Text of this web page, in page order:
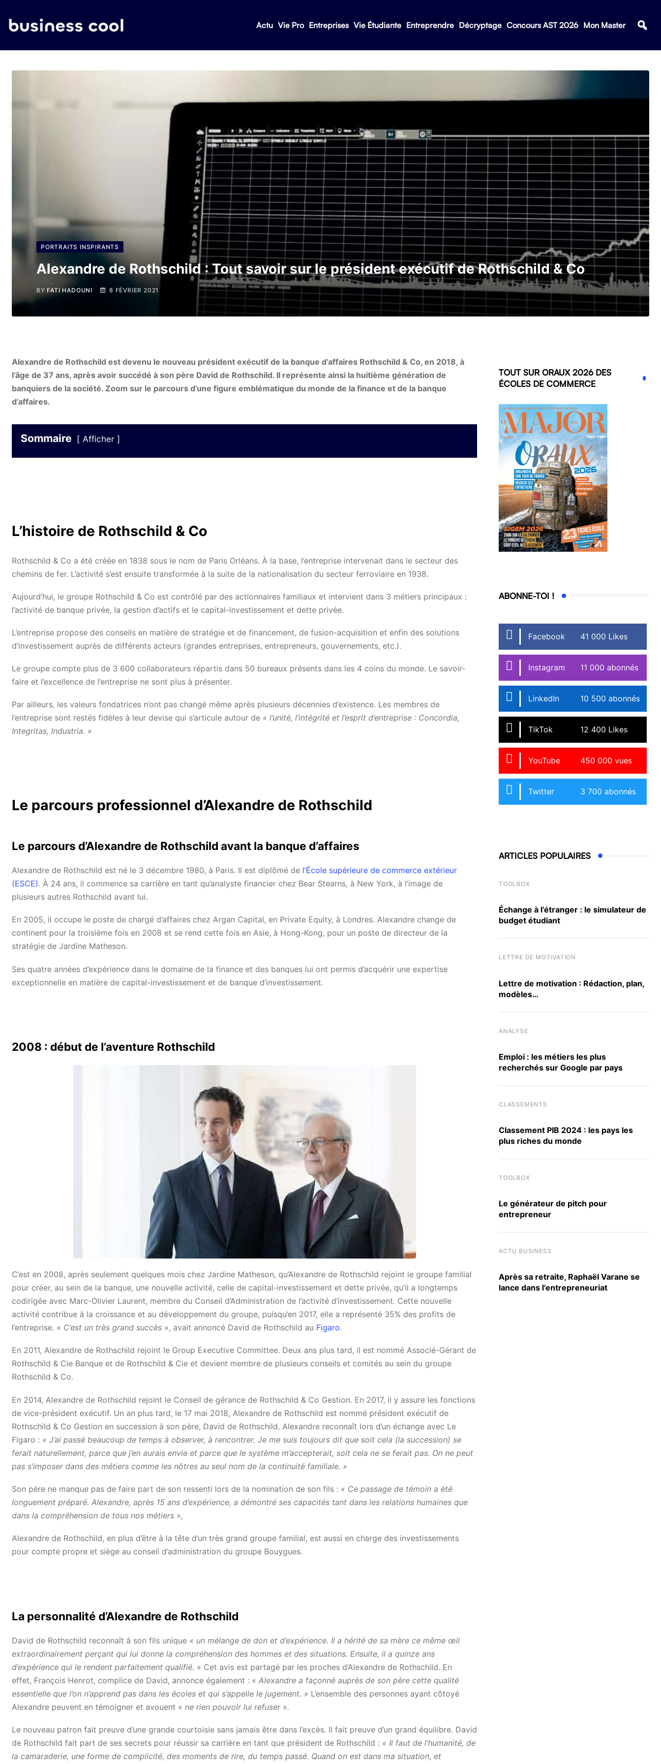
Actu Vie Pro Entreprises Vie Étudiante Entreprendre Décryptage Concours AST 2026 Mon Master
PORTRAITS INSPIRANTS
Alexandre de Rothschild : Tout savoir sur le président exécutif de Rothschild & Co
BY FATI HADOUNI 8 FÉVRIER 2021
Alexandre de Rothschild est devenu le nouveau président exécutif de la banque d’affaires Rothschild & Co, en 2018, à
l’âge de 37 ans, après avoir succédé à son père David de Rothschild. Il représente ainsi la huitième génération de
banquiers de la société. Zoom sur le parcours d’une figure emblématique du monde de la finance et de la banque
d’affaires.
Sommaire Afficher
L’histoire de Rothschild & Co
Rothschild & Co a été créée en 1838 sous le nom de Paris Orléans. À la base, l’entreprise intervenait dans le secteur des
chemins de fer. L’activité s’est ensuite transformée à la suite de la nationalisation du secteur ferroviaire en 1938.
Aujourd’hui, le groupe Rothschild & Co est contrôlé par des actionnaires familiaux et intervient dans 3 métiers principaux :
l’activité de banque privée, la gestion d’actifs et le capital-investissement et dette privée.
L’entreprise propose des conseils en matière de stratégie et de financement, de fusion-acquisition et enfin des solutions
d’investissement auprès de différents acteurs (grandes entreprises, entrepreneurs, gouvernements, etc.).
Le groupe compte plus de 3 600 collaborateurs répartis dans 50 bureaux présents dans les 4 coins du monde. Le savoir-
faire et l’excellence de l’entreprise ne sont plus à présenter.
Par ailleurs, les valeurs fondatrices n’ont pas changé même après plusieurs décennies d’existence. Les membres de
l’entreprise sont restés fidèles à leur devise qui s’articule autour de « l’unité, l’intégrité et l’esprit d’entreprise : Concordia,
Integritas, Industria. »
Le parcours professionnel d’Alexandre de Rothschild
Le parcours d’Alexandre de Rothschild avant la banque d’affaires
Alexandre de Rothschild est né le 3 décembre 1980, à Paris. Il est diplômé de l’École supérieure de commerce extérieur
(ESCE). À 24 ans, il commence sa carrière en tant qu’analyste financier chez Bear Stearns, à New York, à l’image de
plusieurs autres Rothschild avant lui.
En 2005, il occupe le poste de chargé d’affaires chez Argan Capital, en Private Equity, à Londres. Alexandre change de
continent pour la troisième fois en 2008 et se rend cette fois en Asie, à Hong-Kong, pour un poste de directeur de la
stratégie de Jardine Matheson.
Ses quatre années d’expérience dans le domaine de la finance et des banques lui ont permis d’acquérir une expertise
exceptionnelle en matière de capital-investissement et de banque d’investissement.
2008 : début de l’aventure Rothschild
C’est en 2008, après seulement quelques mois chez Jardine Matheson, qu’Alexandre de Rothschild rejoint le groupe familial
pour créer, au sein de la banque, une nouvelle activité, celle de capital-investissement et dette privée, qu’il a longtemps
codirigée avec Marc-Olivier Laurent, membre du Conseil d’Administration de l’activité d’investissement. Cette nouvelle
activité contribue à la croissance et au développement du groupe, puisqu’en 2017, elle a représenté 35% des profits de
l’entreprise. « C’est un très grand succès », avait annoncé David de Rothschild au Figaro.
En 2011, Alexandre de Rothschild rejoint le Group Executive Committee. Deux ans plus tard, il est nommé Associé-Gérant de
Rothschild & Cie Banque et de Rothschild & Cie et devient membre de plusieurs conseils et comités au sein du groupe
Rothschild & Co.
En 2014, Alexandre de Rothschild rejoint le Conseil de gérance de Rothschild & Co Gestion. En 2017, il y assure les fonctions
de vice-président exécutif. Un an plus tard, le 17 mai 2018, Alexandre de Rothschild est nommé président exécutif de
Rothschild & Co Gestion en succession à son père, David de Rothschild. Alexandre reconnaît lors d’un échange avec Le
Figaro : « J’ai passé beaucoup de temps à observer, à rencontrer. Je me suis toujours dit que soit cela (la succession) se
ferait naturellement, parce que j’en aurais envie et parce que le système m’accepterait, soit cela ne se ferait pas. On ne peut
pas s’imposer dans des métiers comme les nôtres au seul nom de la continuité familiale. »
Son père ne manque pas de faire part de son ressenti lors de la nomination de son fils : « Ce passage de témoin a été
longuement préparé. Alexandre, après 15 ans d’expérience, a démontré ses capacités tant dans les relations humaines que
dans la compréhension de tous nos métiers »,
Alexandre de Rothschild, en plus d’être à la tête d’un très grand groupe familial, est aussi en charge des investissements
pour compte propre et siège au conseil d’administration du groupe Bouygues.
La personnalité d’Alexandre de Rothschild
David de Rothschild reconnaît à son fils unique « un mélange de don et d’expérience. Il a hérité de sa mère ce même œil
extraordinairement perçant qui lui donne la compréhension des hommes et des situations. Ensuite, il a quinze ans
d’expérience qui le rendent parfaitement qualifié. » Cet avis est partagé par les proches d’Alexandre de Rothschild. En
effet, François Henrot, complice de David, annonce également : « Alexandre a façonné auprès de son père cette qualité
essentielle que l’on n’apprend pas dans les écoles et qui s’appelle le jugement. » L’ensemble des personnes ayant côtoyé
Alexandre peuvent en témoigner et avouent « ne rien pouvoir lui refuser ».
Le nouveau patron fait preuve d’une grande courtoisie sans jamais être dans l’excès. Il fait preuve d’un grand équilibre. David
de Rothschild fait part de ses secrets pour réussir sa carrière en tant que président de Rothschild : « Il faut de l’humanité, de
la camaraderie, une forme de complicité, des moments de rire, du temps passé. Quand on est dans ma situation, et
TOUT SUR ORAUX 2026 DES
ÉCOLES DE COMMERCE
ABONNE-TOI !
Facebook 41 000 Likes
Instagram 11 000 abonnés
LinkedIn 10 500 abonnés
TikTok 12 400 Likes
YouTube 450 000 vues
Twitter 3 700 abonnés
ARTICLES POPULAIRES
TOOLBOX
Échange à l’étranger : le simulateur de
budget étudiant
LETTRE DE MOTIVATION
Lettre de motivation : Rédaction, plan,
modèles…
ANALYSE
Emploi : les métiers les plus
recherchés sur Google par pays
CLASSEMENTS
Classement PIB 2024 : les pays les
plus riches du monde
TOOLBOX
Le générateur de pitch pour
entrepreneur
ACTU BUSINESS
Après sa retraite, Raphaël Varane se
lance dans l’entrepreneuriat